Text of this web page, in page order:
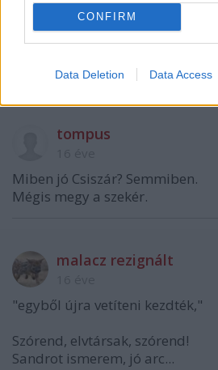
CONFIRM
Data Deletion Data Access
tompus
Miben jó Csiszár? Semmiben.
Mégis megy a szekér.
malacz rezignált
"egyből újra vetíteni kezdték,"
Szórend, elvtársak, szórend!
Sandrot ismerem, jó arc...